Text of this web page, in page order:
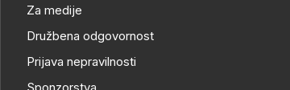
Za medije
Družbena odgovornost
Prijava nepravilnosti